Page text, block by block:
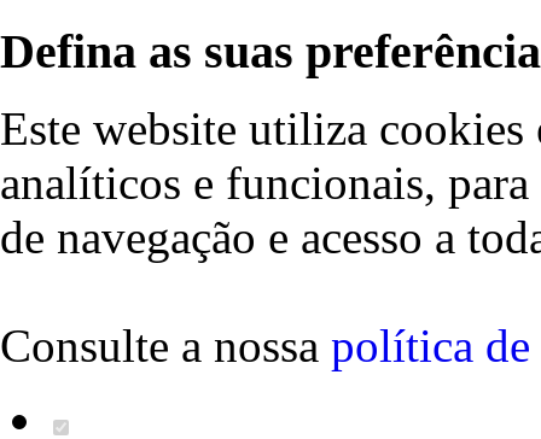
Defina as suas
Este website utiliza cookies
analíticos e funcionais,
de navegação e acesso a
Consulte a nossa política de